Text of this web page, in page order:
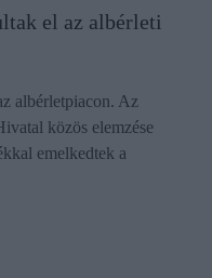
el az albérleti
albérletpiacon. Az
közös elemzése
emelkedtek a